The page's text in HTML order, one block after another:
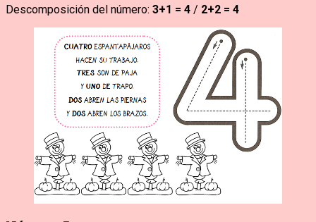
Descomposición del número: 3+1 = 4 / 2+2 = 4